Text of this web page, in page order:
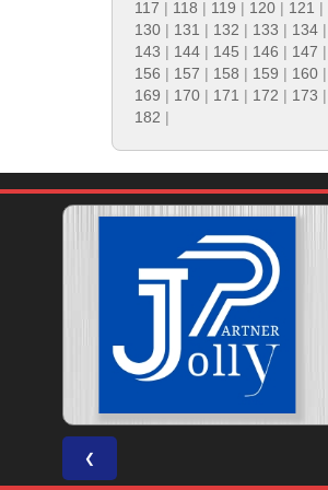
117 | 118 | 119 | 120 | 121 |
130 | 131 | 132 | 133 | 134 |
143 | 144 | 145 | 146 | 147 |
156 | 157 | 158 | 159 | 160 |
169 | 170 | 171 | 172 | 173 |
182 |
❮